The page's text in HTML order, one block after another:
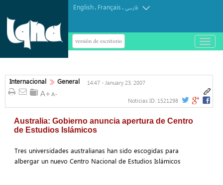
English. Français.فارسی
versión de escritorio
باز
و
Internacional General 14:47 - January 23, 2007
Noticias ID: 1521298
Australia: Gobierno anuncia apertura de Centro
de Estudios Islámicos
Tres universidades australianas han sido escogidas para
albergar un nuevo Centro Nacional de Estudios Islámicos